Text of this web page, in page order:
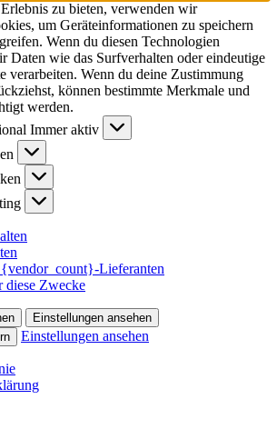
zu bieten, verwenden wir
um Geräteinformationen zu speichern
Wenn du diesen Technologien
Daten wie das Surfverhalten oder eindeutige
verarbeiten. Wenn du deine Zustimmung
können bestimmte Merkmale und
werden.
Immer aktiv
Lieferanten
diese Zwecke
Einstellungen ansehen
Einstellungen ansehen